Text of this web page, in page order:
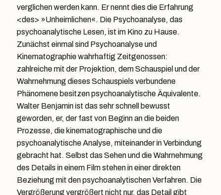
verglichen werden kann. Er nennt dies die Erfahrung
<des> »Unheimlichen«. Die Psychoanalyse, das
psychoanalytische Lesen, ist im Kino zu Hause.
Zunächst einmal sind Psychoanalyse und
Kinematographie wahrhaftig Zeitgenossen:
zahlreiche mit der Projektion, dem Schauspiel und der
Wahrnehmung dieses Schauspiels verbundene
Phänomene besitzen psychoanalytische Äquivalente.
Walter Benjamin ist das sehr schnell bewusst
geworden, er, der fast von Beginn an die beiden
Prozesse, die kinematographische und die
psychoanalytische Analyse, miteinander in Verbindung
gebracht hat. Selbst das Sehen und die Wahrnehmung
des Details in einem Film stehen in einer direkten
Beziehung mit den psychoanalytischen Verfahren. Die
Vergrößerung vergrößert nicht nur, das Detail gibt